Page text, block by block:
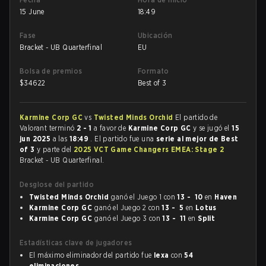
15 June
18:49
Fase
Bracket - UB Quarterfinal
Ubicación
EU
Bolsa de premios
$34622
Formato
Best of 3
Karmine Corp GCvs Twisted Minds Orchid El partido de
Valorant terminó 2 - 1 a favor de Karmine Corp GCy se jugó el15
jun 2025 a las18:49 . El partido fue una serie al mejor de Best
of 3 y parte del 2025 VCT Game Changers EMEA: Stage 2
Bracket - UB Quarterfinal.
Desglose del partido
Twisted Minds Orchid ganó el Juego 1 con13 - 10 en Haven
Karmine Corp GC ganó el Juego 2 con13 - 5 en Lotus
Karmine Corp GC ganó el Juego 3 con13 - 11 enSplit
Estadísticas clave de jugadores
El máximo eliminador del partido fue lexa con54